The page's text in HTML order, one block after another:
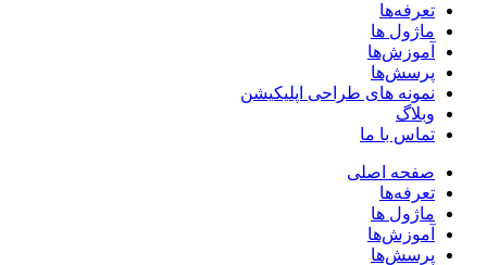
تعرفه‌ها
ماژول ها
آموزش‌ها
پرسش‌ها
نمونه های طراحی اپلیکیشن
وبلاگ
تماس با ما
صفحه اصلی
تعرفه‌ها
ماژول ها
آموزش‌ها
پرسش‌ها